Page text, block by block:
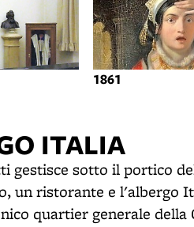
1861
ITALIA
gestisce sotto il portico
un ristorante e l'albergo
quartier generale della